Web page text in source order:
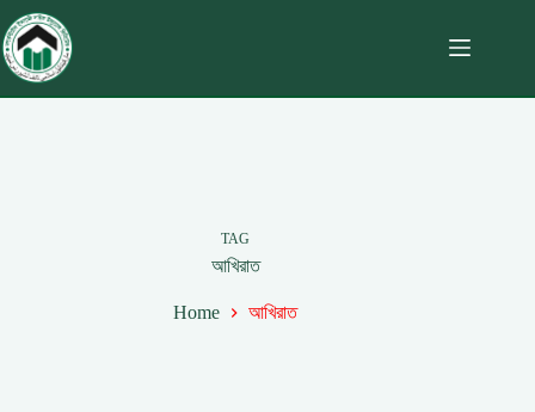
TAG
আখিরাত
Home আখিরাত